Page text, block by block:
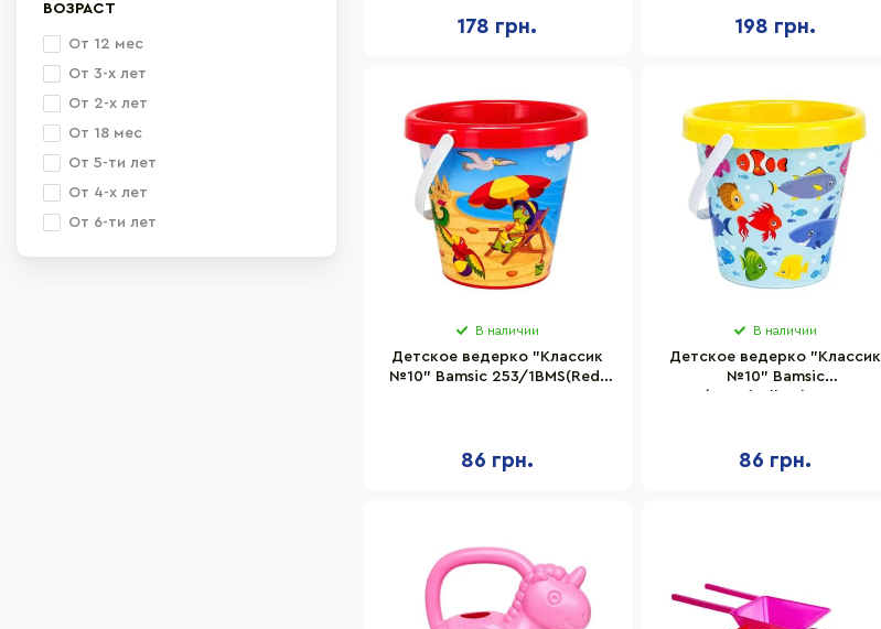
Разноцветный
Светло-синий
Светло-зелёный
Серый
Малиновый
Голубой
Салатовый
Бирюзовый
ВОЗРАСТ
От 12 мес
От 3-х лет
От 2-х лет
От 18 мес
От 5-ти лет
От 4-х лет
От 6-ти лет
178 грн. 198 грн.
В наличии
Детское ведерко "Классик
№10" Bamsic 253/1BMS(Red)
86 грн.
В наличии
Детское ведерко "Классик
№10" Bamsic
86 грн.